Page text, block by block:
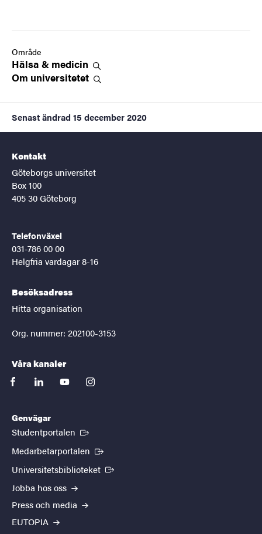
Område
Hälsa & medicin
Om universitetet
Senast ändrad 15 december 2020
Kontakt
Göteborgs universitet
Box 100
405 30 Göteborg
Telefonväxel
031-786 00 00
Helgfria vardagar 8-16
Besöksadress
Hitta organisation
Org. nummer: 202100-3153
Våra kanaler
facebooklinkedinyoutubeinstagram
Genvägar
Studentportalen (Extern länk)
Medarbetarportalen (Extern länk)
Universitetsbiblioteket (Extern länk)
Jobba hos oss
Press och media
EUTOPIA